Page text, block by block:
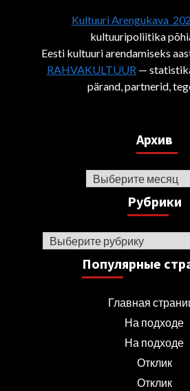
Kultuuri Arengukava
kultuuripoliitika
Eesti kultuuri arendamiseks
RAHVAKULTUUR —
pärand, partnerid,
Архив
Архив
Рубрики
Рубрики
Популярные
Главная
На подходе
На подходе
Отклик
Отклик